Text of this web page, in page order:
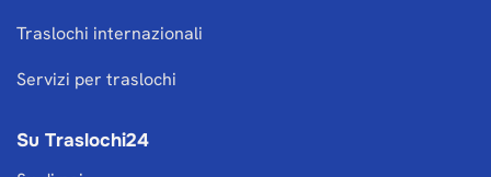
Traslochi internazionali
Servizi per traslochi
Su Traslochi24